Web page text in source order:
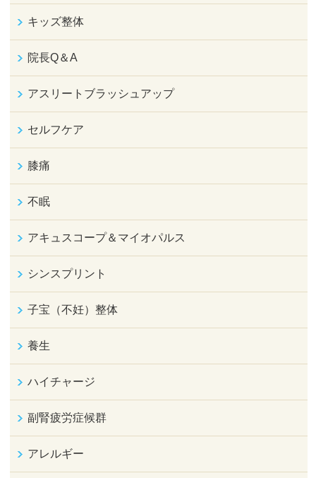
キッズ整体
院長Q＆A
アスリートブラッシュアップ
セルフケア
膝痛
不眠
アキュスコープ＆マイオパルス
シンスプリント
子宝（不妊）整体
養生
ハイチャージ
副腎疲労症候群
アレルギー